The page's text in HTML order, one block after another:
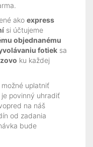
ako express
si účtujeme
objednanému
fotiek sa
ku každej
uplatniť
povinný uhradiť
na náš
od zadania
bude